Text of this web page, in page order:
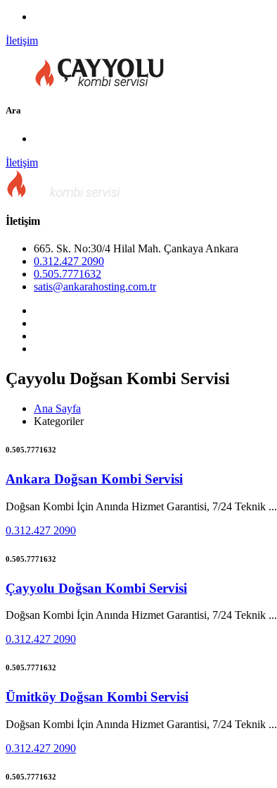
İletişim
Ara
İletişim
İletişim
665. Sk. No:30/4 Hilal Mah. Çankaya Ankara
0.312.427 2090
0.505.7771632
satis@ankarahosting.com.tr
Çayyolu Doğsan Kombi Servisi
Ana Sayfa
Kategoriler
0.505.7771632
Ankara Doğsan Kombi Servisi
Doğsan Kombi İçin Anında Hizmet Garantisi, 7/24 Teknik ...
0.312.427 2090
0.505.7771632
Çayyolu Doğsan Kombi Servisi
Doğsan Kombi İçin Anında Hizmet Garantisi, 7/24 Teknik ...
0.312.427 2090
0.505.7771632
Ümitköy Doğsan Kombi Servisi
Doğsan Kombi İçin Anında Hizmet Garantisi, 7/24 Teknik ...
0.312.427 2090
0.505.7771632